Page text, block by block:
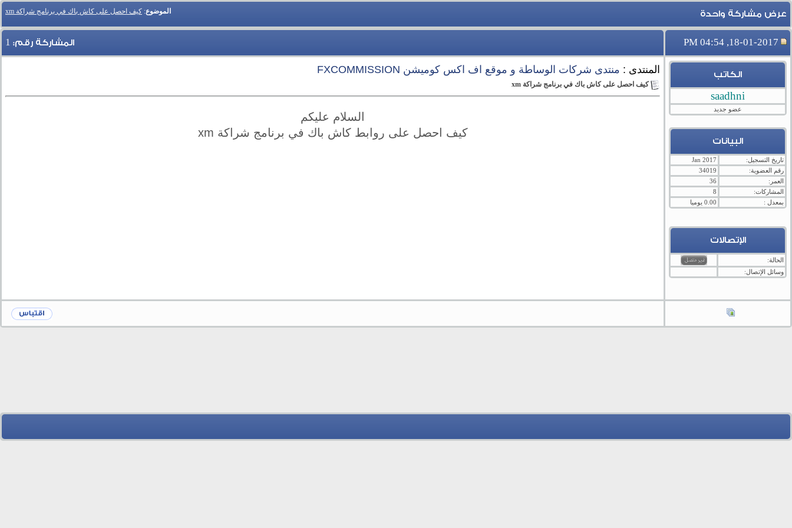
الموضوع: كيف احصل على كاش باك في برنامج شراكة xm عرض مشاركة واحدة
18-01-2017, 04:54 PM المشاركة رقم: 1
الكاتب
saadhni
عضو جديد
البيانات
تاريخ التسجيل:
Jan 2017
رقم العضوية:
34019
العمر:
36
المشاركات:
8
بمعدل :
0.00 يوميا
الإتصالات
الحالة:
وسائل الإتصال:
المنتدى : منتدى شركات الوساطة و موقع اف اكس كوميشن FXCOMMISSION
كيف احصل على كاش باك في برنامج شراكة xm
السلام عليكم
كيف احصل على روابط كاش باك في برنامج شراكة xm